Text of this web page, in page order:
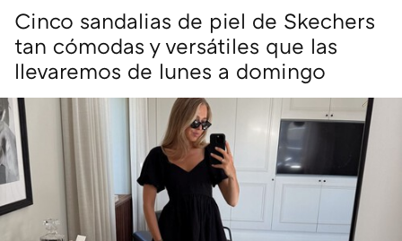
Cinco sandalias de piel de Skechers
tan cómodas y versátiles que las
llevaremos de lunes a domingo